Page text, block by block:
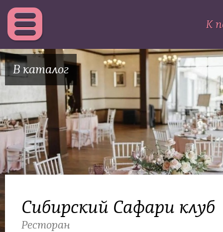
К
В каталог
Сибирский Сафари клуб
Ресторан